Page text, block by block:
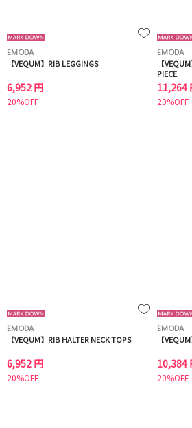
EMODA
【VEQUM】RIB LEGGINGS
6,952 円
20%OFF
EMODA
【
PIECE
11,264
20%OFF
EMODA
【VEQUM】RIB HALTER NECK TOPS
6,952 円
20%OFF
EMODA
【
10,384
20%OFF